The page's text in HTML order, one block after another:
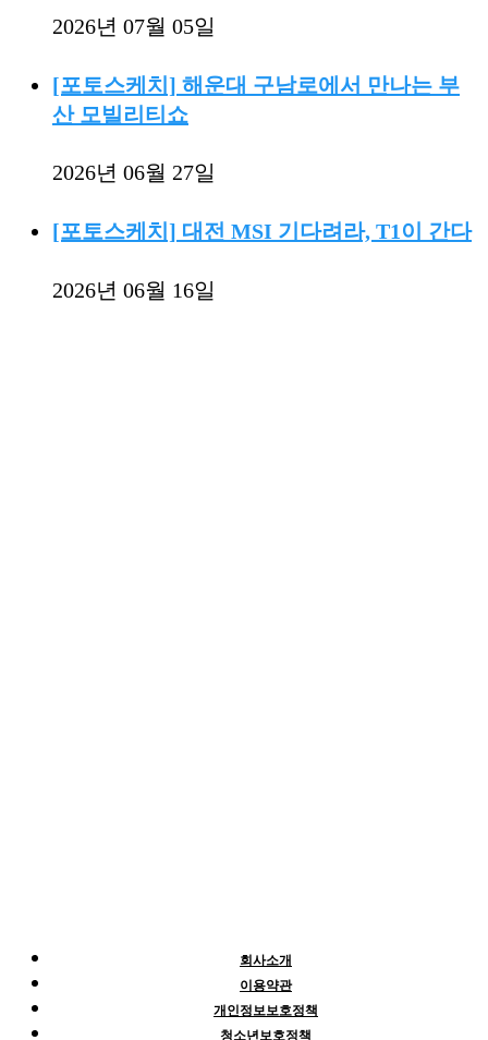
2026년 07월 05일
[포토스케치] 해운대 구남로에서 만나는 부
산 모빌리티쇼
2026년 06월 27일
[포토스케치] 대전 MSI 기다려라, T1이 간다
2026년 06월 16일
회사소개
이용약관
개인정보보호정책
청소년보호정책